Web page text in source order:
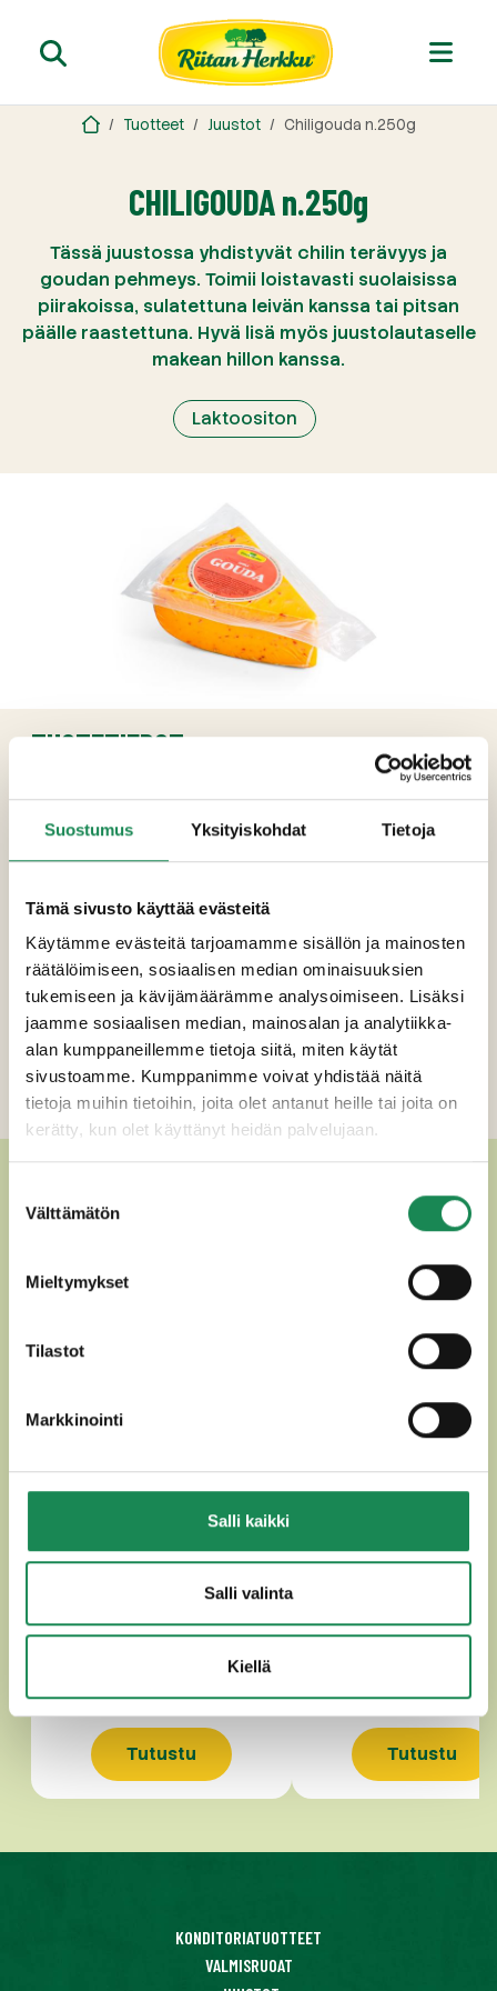
Suostumus Yksityiskohdat Tietoja
Tämä sivusto käyttää evästeitä
Käytämme evästeitä tarjoamamme sisällön ja mainosten
räätälöimiseen, sosiaalisen median ominaisuuksien
tukemiseen ja kävijämäärämme analysoimiseen. Lisäksi
jaamme sosiaalisen median, mainosalan ja analytiikka-
alan kumppaneillemme tietoja siitä, miten käytät
sivustoamme. Kumppanimme voivat yhdistää näitä
tietoja muihin tietoihin, joita olet antanut heille tai joita on
kerätty, kun olet käyttänyt heidän palvelujaan.
valinta
Välttämätön
Mieltymykset
Tilastot
Markkinointi
Salli kaikki
Salli valinta
Kiellä
Tuotteet Juustot Chiligouda n.250g
CHILIGOUDA n.250g
Tässä juustossa yhdistyvät chilin terävyys ja
goudan pehmeys. Toimii loistavasti suolaisissa
piirakoissa, sulatettuna leivän kanssa tai pitsan
päälle raastettuna. Hyvä lisä myös juustolautaselle
makean hillon kanssa.
Laktoositon
TUOTETIEDOT
Ainesosat
Pastöroitu lehmänmaito, suola, chilisekoite
(1,5 %), hapate, juoksute, väriaine (annatto
Pakkauskoot
Erikoisruokavaliot
Ravintosisältö
Lisätiedot
MUUT HERKULLISET
VAKUUMIPAKATUT JUUSTOT
GOUDA n. 400g
Tutustu Tutustu
KONDITORIATUOTTEET
VALMISRUOAT